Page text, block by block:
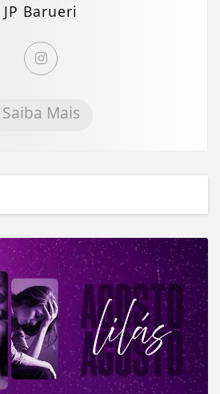
JP Barueri
Saiba Mais